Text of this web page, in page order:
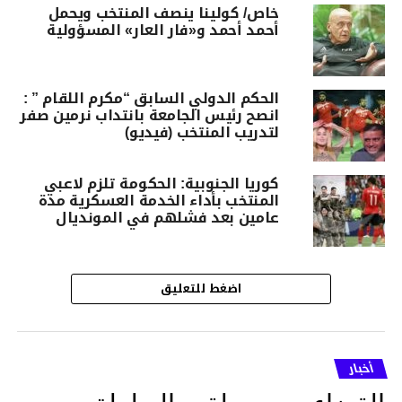
خاص/ كولينا ينصف المنتخب ويحمل
أحمد أحمد و«فار العار» المسؤولية
الحكم الدولي السابق “مكرم اللقام ” :
انصح رئيس الجامعة بانتداب نرمين صفر
لتدريب المنتخب (فيديو)
كوريا الجنوبية: الحكومة تلزم لاعبي
المنتخب بأداء الخدمة العسكرية مدة
عامين بعد فشلهم في المونديال
اضغط للتعليق
أخبار